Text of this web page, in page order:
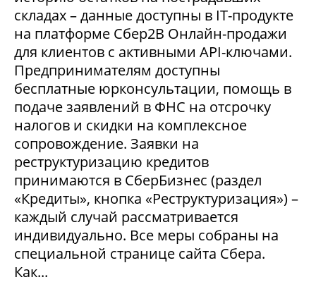
складах – данные доступны в IT-продукте
на платформе Сбер2В Онлайн-продажи
для клиентов с активными API-ключами.
Предпринимателям доступны
бесплатные юрконсультации, помощь в
подаче заявлений в ФНС на отсрочку
налогов и скидки на комплексное
сопровождение. Заявки на
реструктуризацию кредитов
принимаются в СберБизнес (раздел
«Кредиты», кнопка «Реструктуризация») –
каждый случай рассматривается
индивидуально. Все меры собраны на
специальной странице сайта Сбера.
Как...